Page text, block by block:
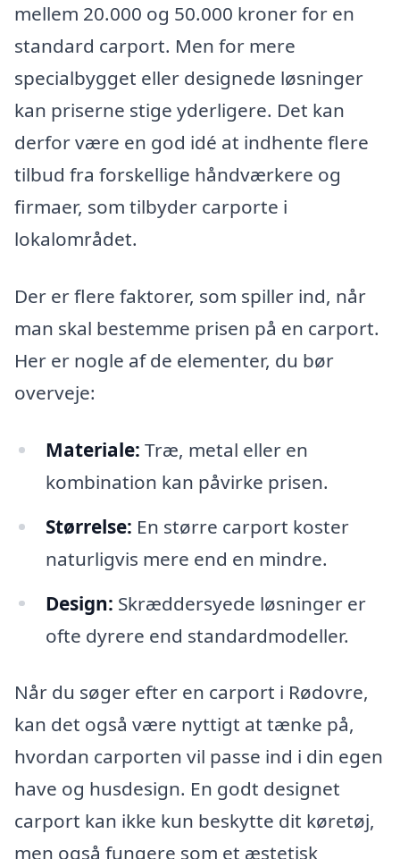
mellem 20.000 og 50.000 kroner for en
standard carport. Men for mere
specialbygget eller designede løsninger
kan priserne stige yderligere. Det kan
derfor være en god idé at indhente flere
tilbud fra forskellige håndværkere og
firmaer, som tilbyder carporte i
lokalområdet.
Der er flere faktorer, som spiller ind, når
man skal bestemme prisen på en carport.
Her er nogle af de elementer, du bør
overveje:
Materiale: Træ, metal eller en
kombination kan påvirke prisen.
Størrelse: En større carport koster
naturligvis mere end en mindre.
Design: Skræddersyede løsninger er
ofte dyrere end standardmodeller.
Når du søger efter en carport i Rødovre,
kan det også være nyttigt at tænke på,
hvordan carporten vil passe ind i din egen
have og husdesign. En godt designet
carport kan ikke kun beskytte dit køretøj,
men også fungere som et æstetisk